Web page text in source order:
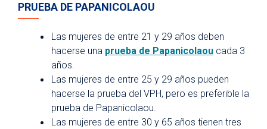
PRUEBA DE PAPANICOLAOU
Las mujeres de entre 21 y 29 años deben
hacerse una prueba de Papanicolaou cada 3
años.
Las mujeres de entre 25 y 29 años pueden
hacerse la prueba del VPH, pero es preferible la
prueba de Papanicolaou.
Las mujeres de entre 30 y 65 años tienen tres